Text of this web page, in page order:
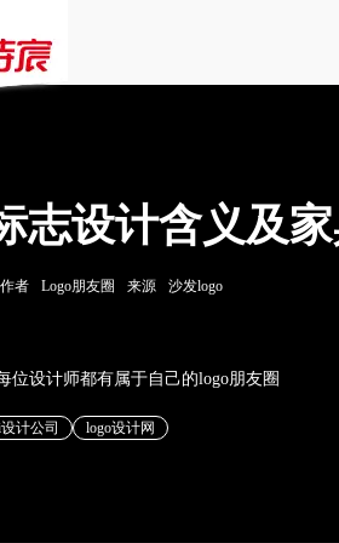
志设计含义及
作者 Logo朋友圈 来源 沙发logo
位设计师都有属于自己的logo朋友圈
计公司 logo设计网